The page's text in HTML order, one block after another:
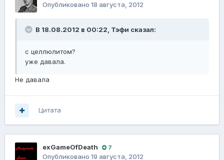
Опубликовано 18 августа, 2012
В 18.08.2012 в 00:22, Тэфи сказал:
с целлюлитом?
уже давала.
Не давала
Цитата
exGameOfDeath 7
Опубликовано 19 августа, 2012